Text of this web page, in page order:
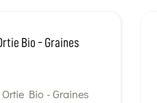
Bio - Graines